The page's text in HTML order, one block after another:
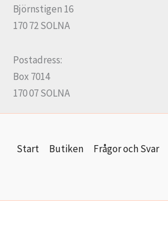
Björnstigen 16
170 72 SOLNA
Postadress:
Box 7014
170 07 SOLNA
Start Butiken Frågor och Svar